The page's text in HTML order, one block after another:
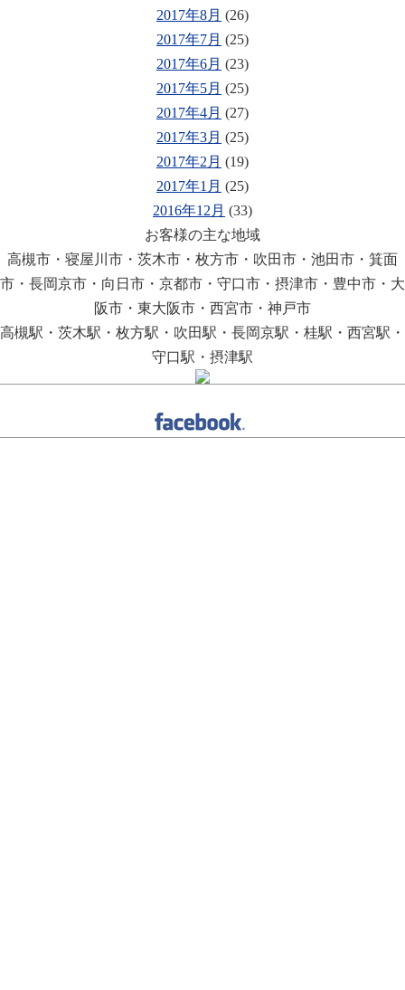
2017年8月 (26)
2017年7月 (25)
2017年6月 (23)
2017年5月 (25)
2017年4月 (27)
2017年3月 (25)
2017年2月 (19)
2017年1月 (25)
2016年12月 (33)
お客様の主な地域
高槻市・寝屋川市・茨木市・枚方市・吹田市・池田市・箕面
市・長岡京市・向日市・京都市・守口市・摂津市・豊中市・大
阪市・東大阪市・西宮市・神戸市
高槻駅・茨木駅・枚方駅・吹田駅・長岡京駅・桂駅・西宮駅・
守口駅・摂津駅